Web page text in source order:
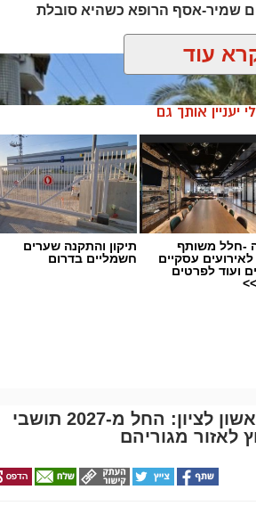
שמיר-אסף הרופא כשהיא סובלת
בשעה 10:57 התקבל דיווח במוקד 101 של מד"א במרחב איילון על התאונה. צוותי
לה טיפול רפואי ראשוני בזירה.
עוד
יעניין אותך גם
-חלל משותף
לאירועים עסקיים
ועוד לפרטים
תיקון והתקנה שערים
חשמליים בדרום
שינוי דרמטי בחנייה בראשון לציון: החל מ-2027 תושבי
לאזור מגוריהם